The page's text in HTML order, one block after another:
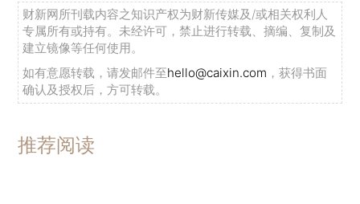
财新网所刊载内容之知识产权为财新传媒及/或相关权利人
专属所有或持有。未经许可，禁止进行转载、摘编、复制及
建立镜像等任何使用。
如有意愿转载，请发邮件至hello@caixin.com ，获得书面
确认及授权后，方可转载。
推荐阅读